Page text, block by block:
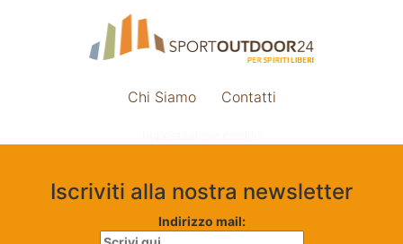
Chi Siamo Contatti
Iscriviti alla nostra newsletter
Indirizzo mail: